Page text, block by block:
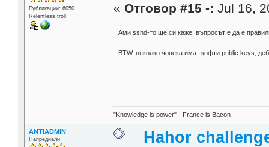
Публикации: 6050
Relentless troll
« Отговор #15 -: Jul 16,
Ами sshd-то ще си каже, въпросът е да е
BTW, няколко човека имат кофти public keys,
"Knowledge is power" - France is Bacon
ANTIADMIN
Напреднали Hahor